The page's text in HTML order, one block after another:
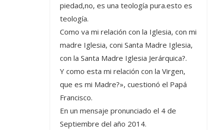
piedad,no, es una teología pura.esto es
teología.
Como va mi relación con la Iglesia, con mi
madre Iglesia, coni Santa Madre Iglesia,
con la Santa Madre Iglesia Jerárquica?.
Y como esta mi relación con la Virgen,
que es mi Madre?», cuestionó el Papá
Francisco.
En un mensaje pronunciado el 4 de
Septiembre del año 2014.